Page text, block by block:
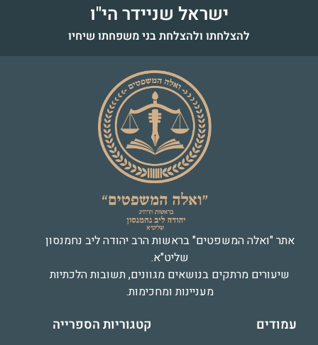
ישראל שניידר הי"ו
להצלחתו ולהצלחת בני משפחתו שיחיו
אתר "ואלה המשפטים" בראשות הרב יהודה ליב נחמנסון
שליט"א.
שיעורים מרתקים בנושאים מגוונים, תשובות הלכתיות
מעניינות ומחכימות.
עמודים קטגוריות הספרייה